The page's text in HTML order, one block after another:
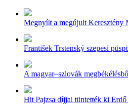
Megnyílt a megújult Keresztény
František Trstenský szepesi
A magyar–szlovák
Hit Pajzsa díjjal tüntették ki Erdő